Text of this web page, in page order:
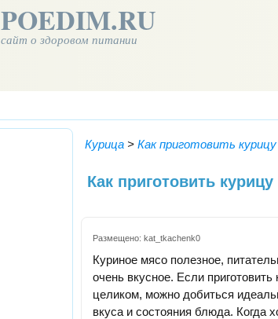
POEDIM.RU
сайт о здоровом питании
Курица > Как приготовить курицу
Как приготовить
Размещено: kat_tkachenk0
Куриное мясо полезное,
очень вкусное. Если приготовить
целиком, можно добиться
вкуса и состояния блюда. Когда